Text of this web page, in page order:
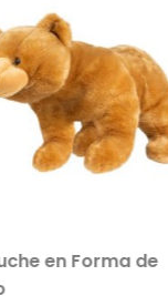
en Forma de